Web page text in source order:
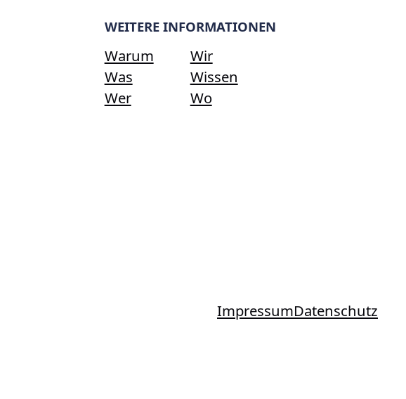
WEITERE INFORMATIONEN
Warum
Was
Wer
Wir
Wissen
Wo
ImpressumDatenschutz